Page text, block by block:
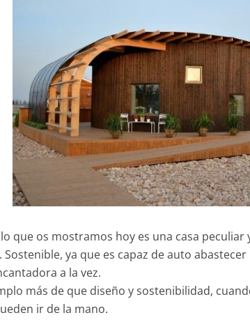
que os mostramos hoy es una casa
ya que es capaz de auto
a la vez.
más de que diseño y sostenibilidad,
ir de la mano.